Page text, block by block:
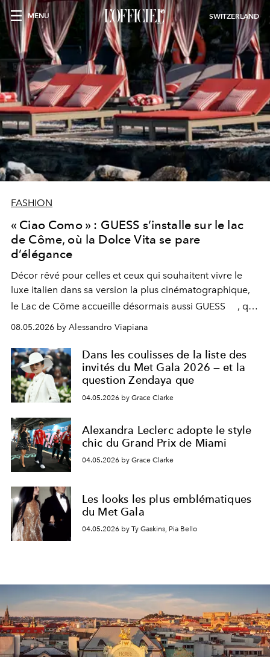
MENU SWITZERLAND
FASHION
« Ciao Como » : GUESS s’installe sur le lac
de Côme, où la Dolce Vita se pare
d’élégance
Décor rêvé pour celles et ceux qui souhaitent vivre le
luxe italien dans sa version la plus cinématographique,
le Lac de Côme accueille désormais aussi GUESS
, qui
signe un takeover entre boutiques, hôtels, bateaux et
fragrances. L’une des opérations de style les plus
réussies de la saison.
08.05.2026 by Alessandro Viapiana
Dans les coulisses de la liste des
invités du Met Gala 2026 — et la
question Zendaya que
04.05.2026 by Grace Clarke
Alexandra Leclerc adopte le style
chic du Grand Prix de Miami
04.05.2026 by Grace Clarke
Les looks les plus emblématiques
du Met Gala
04.05.2026 by Ty Gaskins, Pia Bello